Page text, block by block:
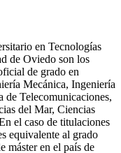
en Tecnologías
de Oviedo son los
de grado en
Mecánica, Ingeniería
Telecomunicaciones,
del Mar, Ciencias
el caso de titulaciones
equivalente al grado
máster en el país de